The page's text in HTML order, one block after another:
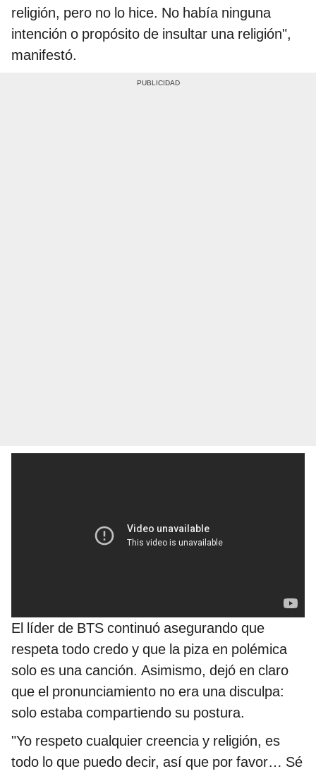
religión, pero no lo hice. No había ninguna
intención o propósito de insultar una religión",
manifestó.
El líder de BTS continuó asegurando que
respeta todo credo y que la piza en polémica
solo es una canción. Asimismo, dejó en claro
que el pronunciamiento no era una disculpa:
solo estaba compartiendo su postura.
"Yo respeto cualquier creencia y religión, es
todo lo que puedo decir, así que por favor… Sé